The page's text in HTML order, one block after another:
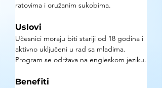
ratovima i oružanim sukobima.
Uslovi
Učesnici moraju biti stariji od 18 godina i
aktivno uključeni u rad sa mladima.
Program se održava na engleskom jeziku.
Benefiti